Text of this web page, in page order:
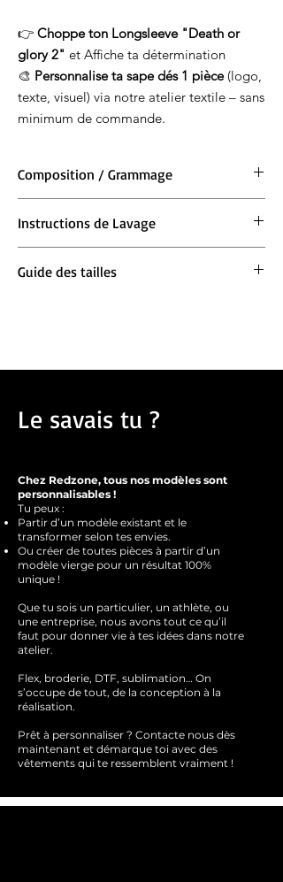
👉 Choppe ton Longsleeve "Death or
glory 2" et Affiche ta détermination
🎨 Personnalise ta sape dés 1 pièce(logo,
texte, visuel) via notre atelier textile – sans
minimum de commande.
Composition / Grammage
Grammage : 220 g/m²
Instructions de Lavage
Repassage à 150° max. Ne pas sécher en
Guide des tailles
Le savais tu ?
Chez Redzone, tous nos modèles sont
personnalisables !
Tu peux :
Partir d’un modèle existant et le
transformer selon tes envies.
Ou créer de toutes pièces à partir d’un
modèle vierge pour un résultat 100%
unique !
Que tu sois un particulier, un athlète, ou
une entreprise, nous avons tout ce qu’il
faut pour donner vie à tes idées dans notre
atelier.
Flex, broderie, DTF, sublimation… On
s’occupe de tout, de la conception à la
réalisation.
Prêt à personnaliser ? Contacte nous dès
maintenant et démarque toi avec des
vêtements qui te ressemblent vraiment !